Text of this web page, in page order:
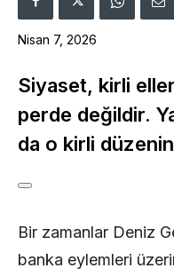
Nisan 7, 2026
Siyaset, kirli
perde değildir.
da o kirli düzenin
Bir zamanlar Deniz
banka eylemleri